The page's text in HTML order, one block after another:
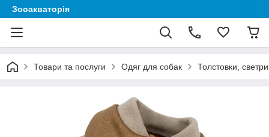
Зооакваторія
Товари та послуги Одяг для собак Толстовки,